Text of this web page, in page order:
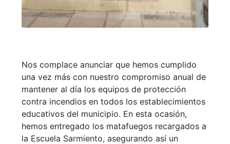
Nos complace anunciar que hemos cumplido
una vez más con nuestro compromiso anual de
mantener al día los equipos de protección
contra incendios en todos los establecimientos
educativos del municipio. En esta ocasión,
hemos entregado los matafuegos recargados a
la Escuela Sarmiento, asegurando así un